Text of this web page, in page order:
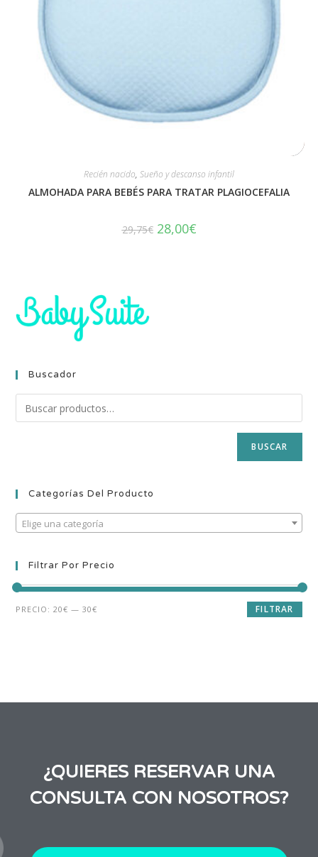
Recién nacido, Sueño y descanso infantil
ALMOHADA PARA BEBÉS PARA TRATAR PLAGIOCEFALIA
29,75€ 28,00€
Buscador
BUSCAR
Categorías Del Producto
Elige una categoría
Filtrar Por Precio
FILTRAR
PRECIO:20€ —30€
¿QUIERES RESERVAR UNA
CONSULTA CON NOSOTROS?